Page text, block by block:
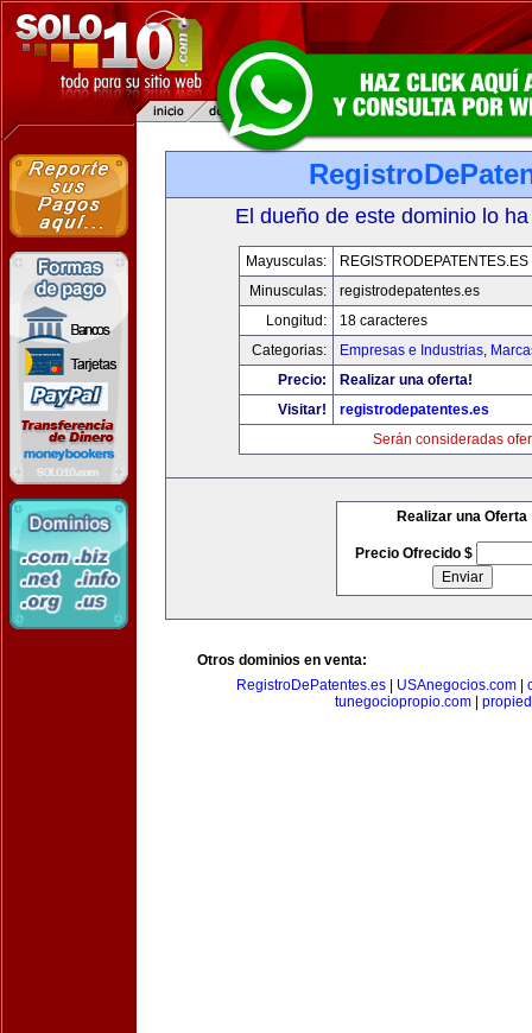
El dueño de este dominio lo
Mayusculas:
REGISTRODEPATENTES.ES
Minusculas:
registrodepatentes.es
Longitud:
18 caracteres
Categorias:
Empresas e Industrias,
Precio:
Realizar una oferta!
Visitar!
registrodepatentes.es
Serán consideradas
Realizar una Oferta
Precio Ofrecido $
Otros dominios en venta:
RegistroDePatentes.es
USAnegocios.com
tunegociopropio.com|